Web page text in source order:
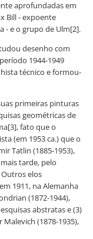
aprofundadas em
Bill - expoente
- e o grupo de Ulm[2].
desenho com
1944-1949
técnico e formou-
primeiras pinturas
geométricas de
fato que o
(em 1953 ca.) que o
Tatlin (1885-1953),
tarde, pelo
elos
1911, na Alemanha
(1872-1944),
abstratas e (3)
(1878-1935),